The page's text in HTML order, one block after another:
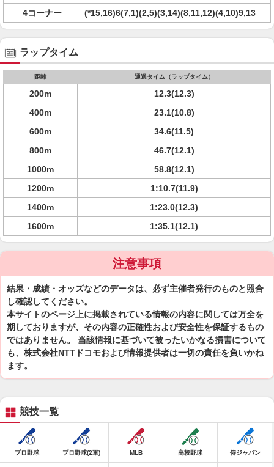
4コーナー
(*15,16)6(7,1)(2,5)(3,14)(8,11,12)(4,10)9,13
ラップタイム
距離 通過タイム（ラップタイム）
200m
12.3(12.3)
400m
23.1(10.8)
600m
34.6(11.5)
800m
46.7(12.1)
1000m
58.8(12.1)
1200m
1:10.7(11.9)
1400m
1:23.0(12.3)
1600m
1:35.1(12.1)
注意事項
結果・成績・オッズなどのデータは、必ず主催者発行のものと照合
し確認してください。
本サイトのページ上に掲載されている情報の内容に関しては万全を
期しておりますが、その内容の正確性および安全性を保証するもの
ではありません。 当該情報に基づいて被ったいかなる損害について
も、株式会社NTTドコモおよび情報提供者は一切の責任を負いかね
ます。
競技一覧
プロ野球 プロ野球(2軍) MLB 高校野球 侍ジャパン